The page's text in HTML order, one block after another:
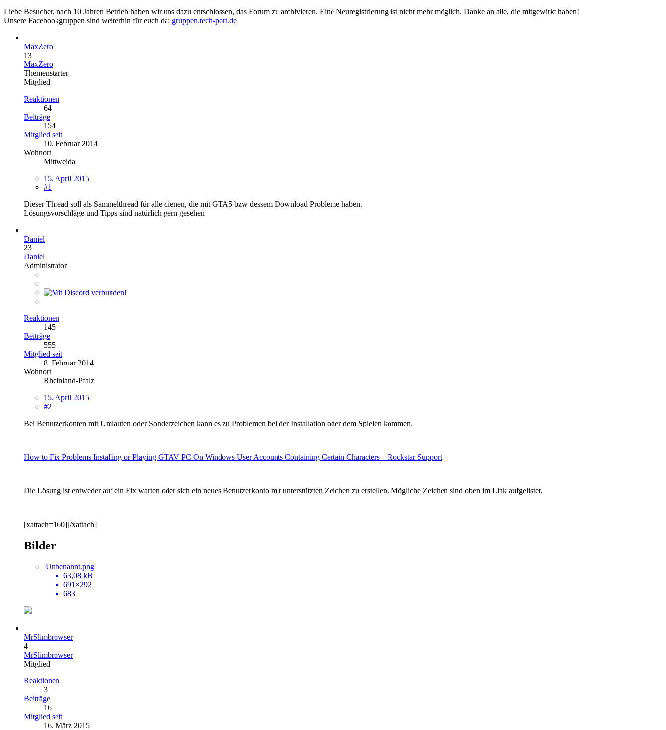
Liebe Besucher, nach 10 Jahren Betrieb haben wir uns dazu entschlossen, das Forum zu archivieren. Eine Neuregistrierung ist nicht mehr möglich. Danke an alle, die mitgewirkt haben!
Unsere Facebookgruppen sind weiterhin für euch da: gruppen.tech-port.de
MaxZero
13
MaxZero
Themenstarter
Mitglied
Reaktionen
64
Beiträge
154
Mitglied seit
10. Februar 2014
Wohnort
Mittweida
15. April 2015
#1
Dieser Thread soll als Sammelthread für alle dienen, die mit GTA5 bzw dessem Download Probleme haben.
Lösungsvorschläge und Tipps sind natürlich gern gesehen
Daniel
23
Daniel
Administrator
Reaktionen
145
Beiträge
555
Mitglied seit
8. Februar 2014
Wohnort
Rheinland-Pfalz
15. April 2015
#2
Bei Benutzerkonten mit Umlauten oder Sonderzeichen kann es zu Problemen bei der Installation oder dem Spielen kommen.
How to Fix Problems Installing or Playing GTAV PC On Windows User Accounts Containing Certain Characters – Rockstar Support
Die Lösung ist entweder auf ein Fix warten oder sich ein neues Benutzerkonto mit unterstützten Zeichen zu erstellen. Mögliche Zeichen sind oben im Link aufgelistet.
[xattach=160][/xattach]
Bilder
Unbenannt.png
63,08 kB
691×292
683
MrSlimbrowser
4
MrSlimbrowser
Mitglied
Reaktionen
3
Beiträge
16
Mitglied seit
16. März 2015